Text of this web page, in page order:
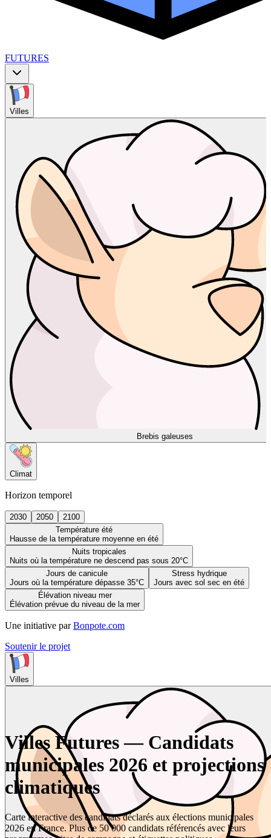
FUTURES
Villes
Brebis galeuses
Climat
Horizon temporel
2030 2050
2100
Température été
Hausse de la température moyenne en été
Nuits tropicales
Nuits où la température ne descend pas sous 20°C
Jours de canicule
Jours où la température dépasse 35°C
Stress hydrique
Jours avec sol sec en été
Élévation niveau mer
Élévation prévue du niveau de la mer
Une initiative par Bonpote.com
Soutenir le projet
Villes
Villes Futures — Candidats
municipales 2026 et projections
climatiques
Carte interactive des candidats déclarés aux élections municipales
2026 en France. Plus de 50 000 candidats référencés avec leurs